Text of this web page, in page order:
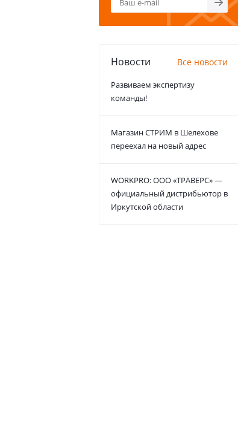
Новости Все новости
Развиваем экспертизу
команды!
Магазин СТРИМ в Шелехове
переехал на новый адрес
WORKPRO: ООО «ТРАВЕРС» —
официальный дистрибьютор в
Иркутской области